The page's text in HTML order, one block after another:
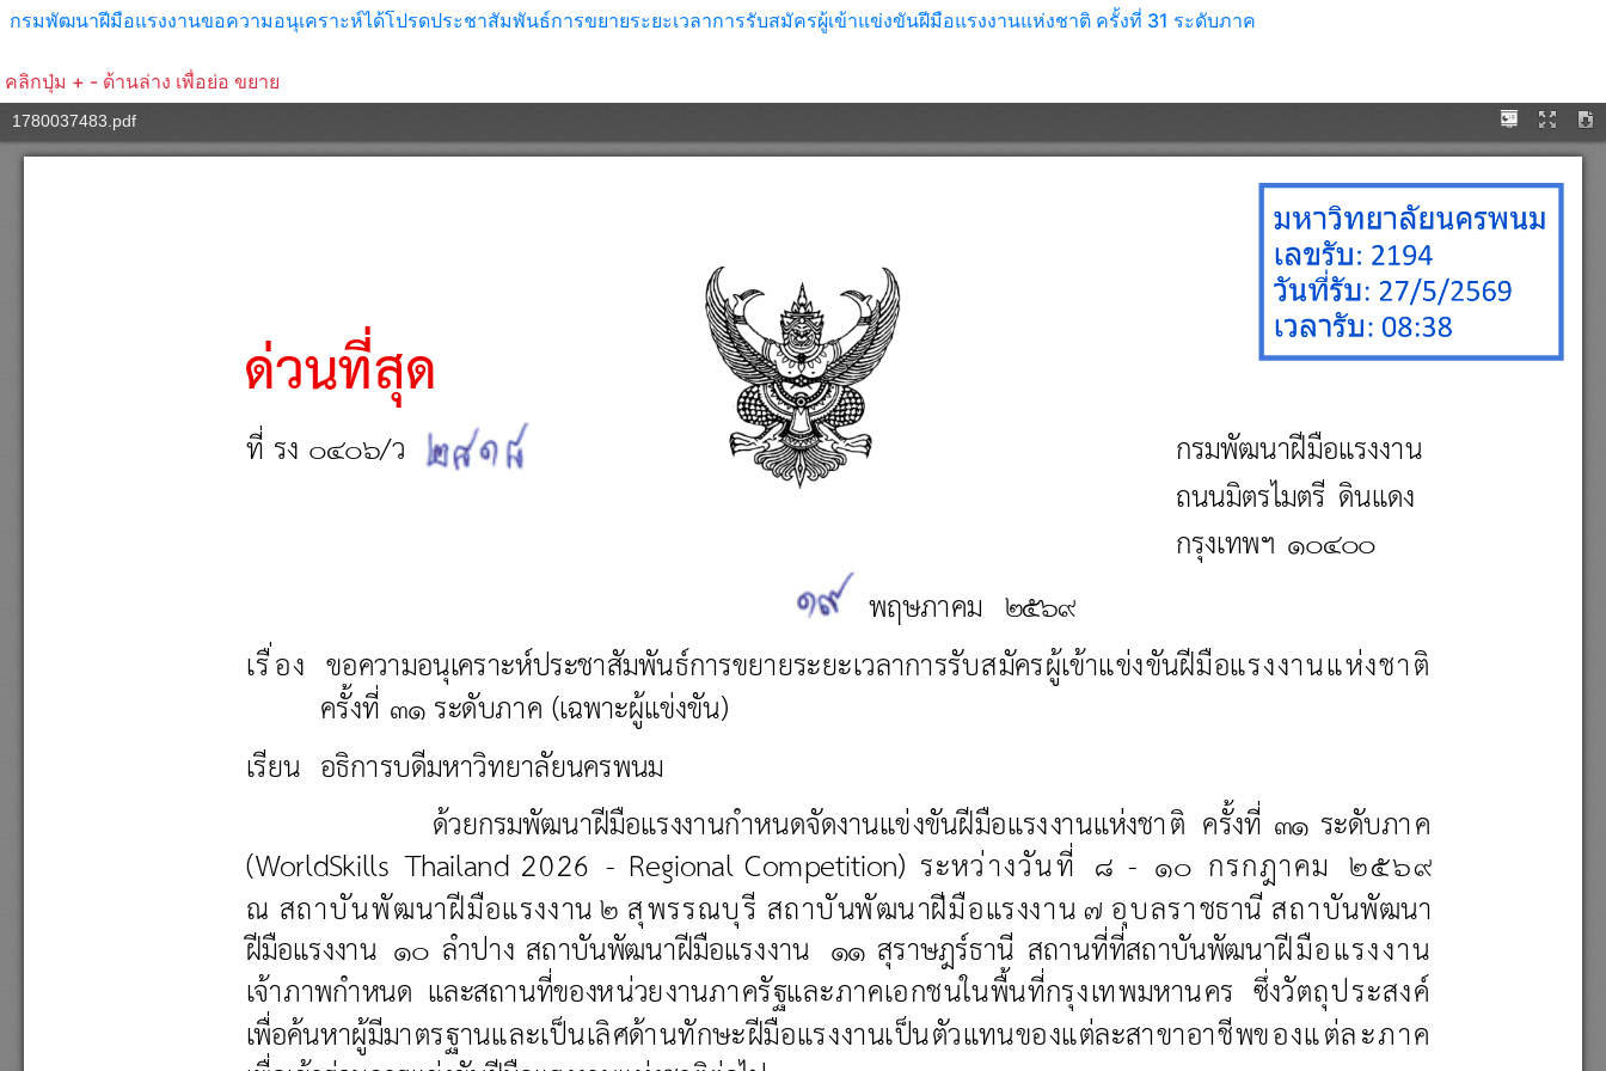
กรมพัฒนาฝีมือแรงงานขอความอนุเคราะห์ได้โปรดประชาสัมพันธ์การขยายระยะเวลาการรับสมัครผู้เข้าแข่งขันฝีมือแรงงานแห่งชาติ ครั้งที่ 31 ระดับภาค
คลิกปุ่ม + - ด้านล่าง เพื่อย่อ ขยาย